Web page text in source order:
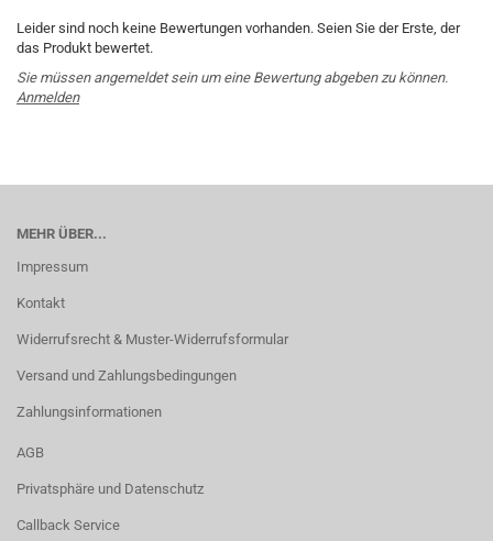
Leider sind noch keine Bewertungen vorhanden. Seien Sie der Erste, der
das Produkt bewertet.
Sie müssen angemeldet sein um eine Bewertung abgeben zu können.
Anmelden
MEHR ÜBER...
Impressum
Kontakt
Widerrufsrecht & Muster-Widerrufsformular
Versand und Zahlungsbedingungen
Zahlungsinformationen
AGB
Privatsphäre und Datenschutz
Callback Service